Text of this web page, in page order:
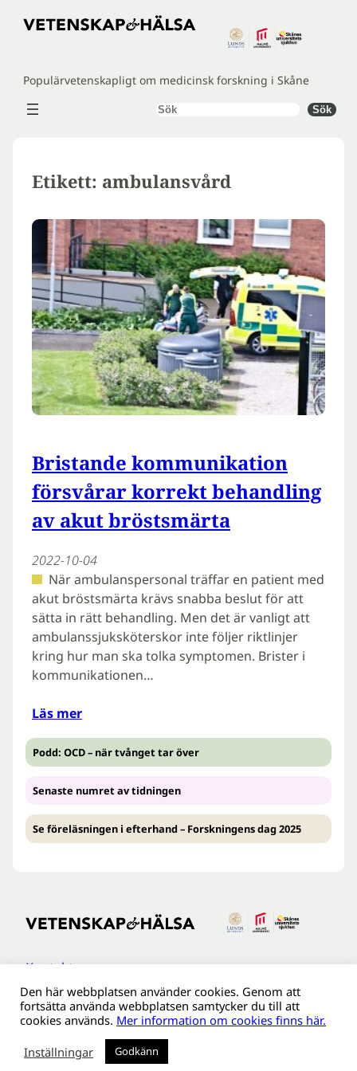
Hoppa
Populärvetenskapligt om medicinsk forskning i Skåne
Sök Sök
Etikett: ambulansvård
Bristande kommunikation
försvårar korrekt behandling
av akut bröstsmärta
2022-10-04
När ambulanspersonal träffar en patient med
akut bröstsmärta krävs snabba beslut för att
sätta in rätt behandling. Men det är vanligt att
ambulanssjuksköterskor inte följer riktlinjer
kring hur man ska tolka symptomen. Brister i
kommunikationen…
Läs mer
Podd: OCD – när tvånget tar över
Senaste numret av tidningen
Se föreläsningen i efterhand – Forskningens dag 2025
Kontakt
Tillgänglighetsredogöreldse
Om webbplatsen
Behandling av personuppgifter
Den här webbplatsen använder cookies. Genom att
fortsätta använda webbplatsen samtycker du till att
cookies används. Mer information om cookies finns här.
Inställningar
Godkänn